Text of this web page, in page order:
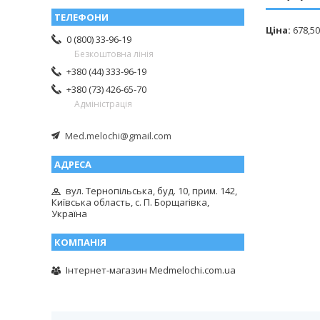
Ціна:
0 (800) 33-96-19
Безкоштовна лінія
+380 (44) 333-96-19
+380 (73) 426-65-70
Адміністрація
Med.melochi@gmail.com
вул. Тернопільська, буд. 10, прим. 142,
Київська область, с. П. Борщагівка,
Україна
Інтернет-магазин Medmelochi.com.ua